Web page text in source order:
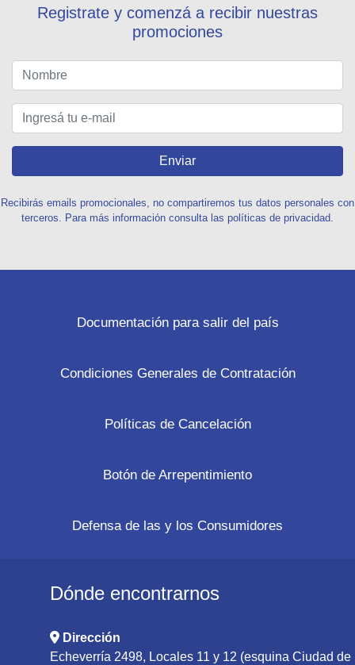
Registrate y comenzá a recibir nuestras
promociones
Enviar
Recibirás emails promocionales, no compartiremos tus datos personales con
terceros. Para más información consulta las políticas de privacidad.
Documentación para salir del país
Condiciones Generales de Contratación
Políticas de Cancelación
Botón de Arrepentimiento
Defensa de las y los Consumidores
Dónde encontrarnos
Dirección
Echeverría 2498, Locales 11 y 12 (esquina Ciudad de